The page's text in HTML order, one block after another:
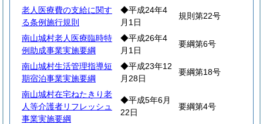
老人医療費の支給に関す
る条例施行規則
◆平成24年4
月1日
規則第22号
南山城村老人医療臨時特
例助成事業実施要綱
◆平成26年4
月1日
要綱第6号
南山城村生活管理指導短
期宿泊事業実施要綱
◆平成23年12
月28日
要綱第18号
南山城村在宅ねたきり老
人等介護者リフレッシュ
事業実施要綱
◆平成5年6月
22日
要綱第4号